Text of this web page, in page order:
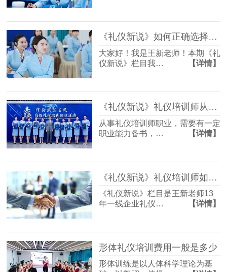
《礼仪新说》如何正确选择颁发礼仪培训师证书的考证机构
大家好！我是王新老师！本期《礼
仪新说》栏目我…
【详情】
《礼仪新说》礼仪培训师从业证书如何考
从事礼仪培训师职业，需要有一定
职业能力备书，…
【详情】
《礼仪新说》礼仪培训师如何借助礼仪培训为企业服务升级？
《礼仪新说》栏目是王新老师13
年一线企业礼仪…
【详情】
形体礼仪培训费用一般是多少
形体训练是以人体科学理论为基